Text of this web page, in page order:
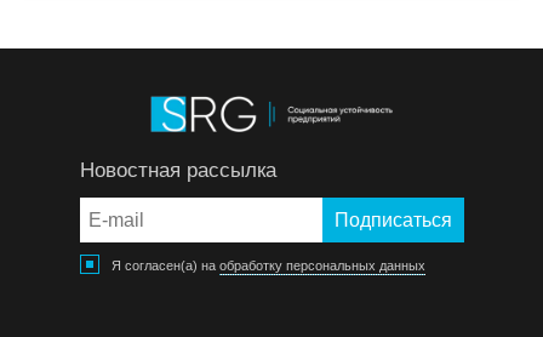
Новостная рассылка
Я согласен(а) на обработку персональных данных